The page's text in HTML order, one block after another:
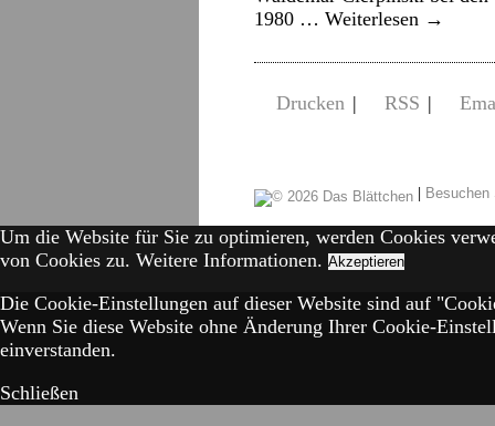
1980 … Weiterlesen →
Drucken | RSS |
|
Um die Website für Sie zu optimieren, werden Cookies
von Cookies zu. Weitere Informationen. Akzeptieren
Die Cookie-Einstellungen auf dieser Website sind auf
Wenn Sie diese Website ohne Änderung Ihrer Cookie-
einverstanden.
Schließen